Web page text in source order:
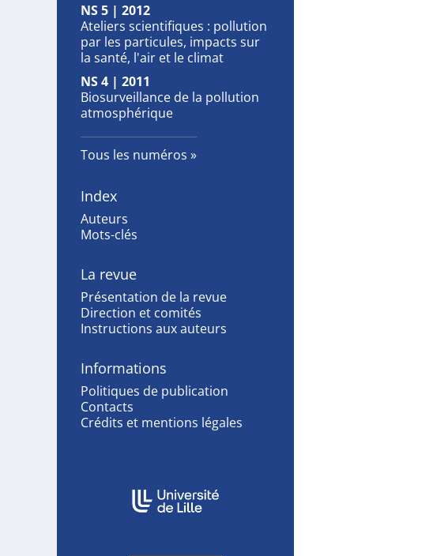
NS 5 | 2012
Ateliers scientifiques : pollution
par les particules, impacts sur
la santé, l'air et le climat
NS 4 | 2011
Biosurveillance de la pollution
atmosphérique
Tous les numéros
Index
Auteurs
Mots-clés
La revue
Présentation de la revue
Direction et comités
Instructions aux auteurs
Informations
Politiques de publication
Contacts
Crédits et mentions légales
Affiliations/partenaires